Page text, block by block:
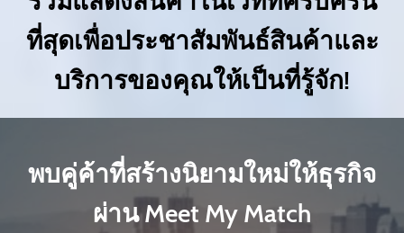
ที่สุดเพื่อประชาสัมพันธ์สินค้าและ
บริการของคุณให้เป็นที่รู้จัก!
พบคู่ค้าที่สร้างนิยามใหม่ให้ธุรกิจ
ผ่าน Meet My Match